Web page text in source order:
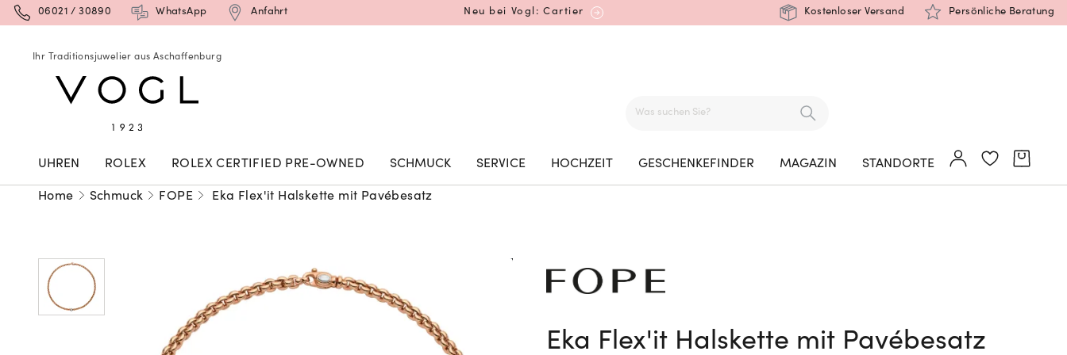
06021 / 30890 WhatsApp Anfahrt Neu bei Vogl: Cartier
Mehr erfahren: Ikonische Uhren von Cartier
Kostenloser Versand Persönliche Beratung
Ihr Traditionsjuwelier aus Aschaffenburg
UHREN ROLEX ROLEX CERTIFIED PRE-OWNED SCHMUCK SERVICE HOCHZEIT GESCHENKEFINDER MAGAZIN STANDORTE
Home Schmuck FOPE Eka Flex'it Halskette mit Pavébesatz
Eka Flex'it Halskette mit Pavébesatz